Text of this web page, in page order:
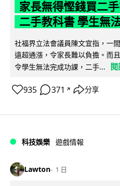
家長無得慳錢買二
二手教科書 學生無
社福界立法會議員陳文宜指，一
遠超通漲，令家長難以負擔。而
令學生無法完成功課，二手...
935 371 ↗ 分享
科技娛樂 遊戲情報
Lawton 1 日